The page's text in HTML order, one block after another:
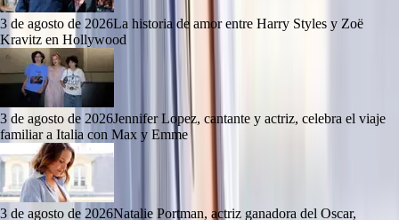
3 de agosto de 2026La historia de amor entre Harry Styles y Zoë
Kravitz en Hollywood
3 de agosto de 2026Jennifer Lopez, cantante y actriz, celebra el viaje
familiar a Italia con Max y Emme
3 de agosto de 2026Natalie Portman, actriz ganadora del Oscar,